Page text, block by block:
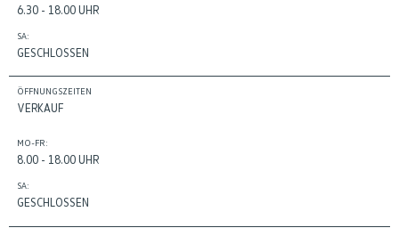
6.30 - 18.00 UHR
SA:
GESCHLOSSEN
ÖFFNUNGSZEITEN
VERKAUF
MO-FR:
8.00 - 18.00 UHR
SA:
GESCHLOSSEN